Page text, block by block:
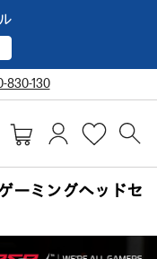
830-130
ーミングヘッドセ